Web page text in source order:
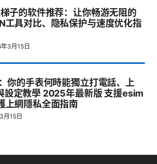
子的软件推荐：让你畅游无阻的
工具对比、隐私保护与速度优化指
3月15日
你的手表何時能獨立打電話、上
設定教學 2025年最新版 支援esim
上網隱私全面指南
月15日